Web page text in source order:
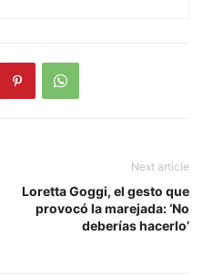
Next article
Loretta Goggi, el gesto que
provocó la marejada: ‘No
deberías hacerlo’